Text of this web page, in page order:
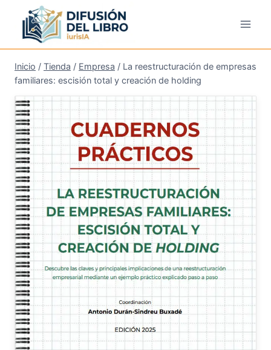
contenido
Inicio / Tienda / Empresa / La reestructuración de empresas
familiares: escisión total y creación de holding
¡Oferta!